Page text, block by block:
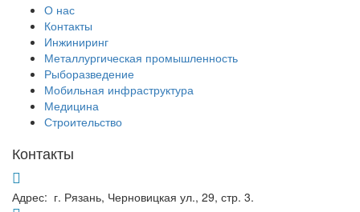
О нас
Контакты
Инжиниринг
Металлургическая промышленность
Рыборазведение
Мобильная инфраструктура
Медицина
Строительство
Контакты
Адрес: г. Рязань, Черновицкая ул., 29, стр. 3.